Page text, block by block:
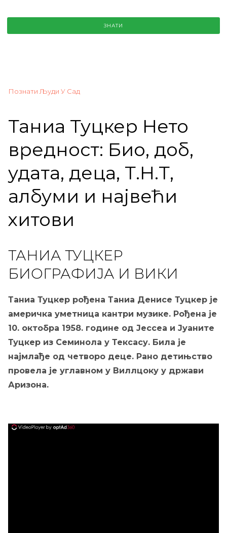
ЗНАТИ
Познати Људи У Сад
Таниа Туцкер Нето
вредност: Био, доб,
удата, деца, Т.Н.Т,
албуми и највећи
хитови
ТАНИА ТУЦКЕР
БИОГРАФИЈА И ВИКИ
Таниа Туцкер рођена Таниа Денисе Туцкер је
америчка уметница кантри музике. Рођена је
10. октобра 1958. године од Јессеа и Јуаните
Туцкер из Семинола у Тексасу. Била је
најмлађе од четворо деце. Рано детињство
провела је углавном у Виллцоку у држави
Аризона.